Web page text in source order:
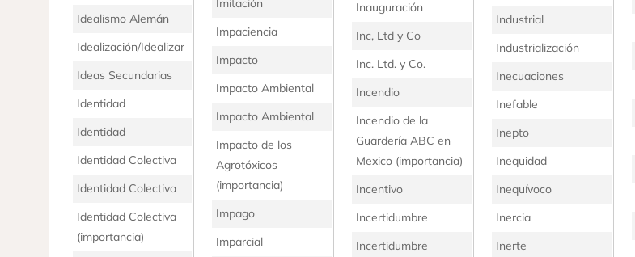
Idealismo Alemán
Idealización/Idealizar
Ideas Secundarias
Identidad
Identidad
Identidad Colectiva
Identidad Colectiva
Identidad Colectiva
(importancia)
Imitación
Impaciencia
Impacto
Impacto Ambiental
Impacto Ambiental
Impacto de los
Agrotóxicos
(importancia)
Impago
Imparcial
Inauguración
Inc, Ltd y Co
Inc. Ltd. y Co.
Incendio
Incendio de la
Guardería ABC en
Mexico (importancia)
Incentivo
Incertidumbre
Incertidumbre
Industrial
Industrialización
Inecuaciones
Inefable
Inepto
Inequidad
Inequívoco
Inercia
Inerte